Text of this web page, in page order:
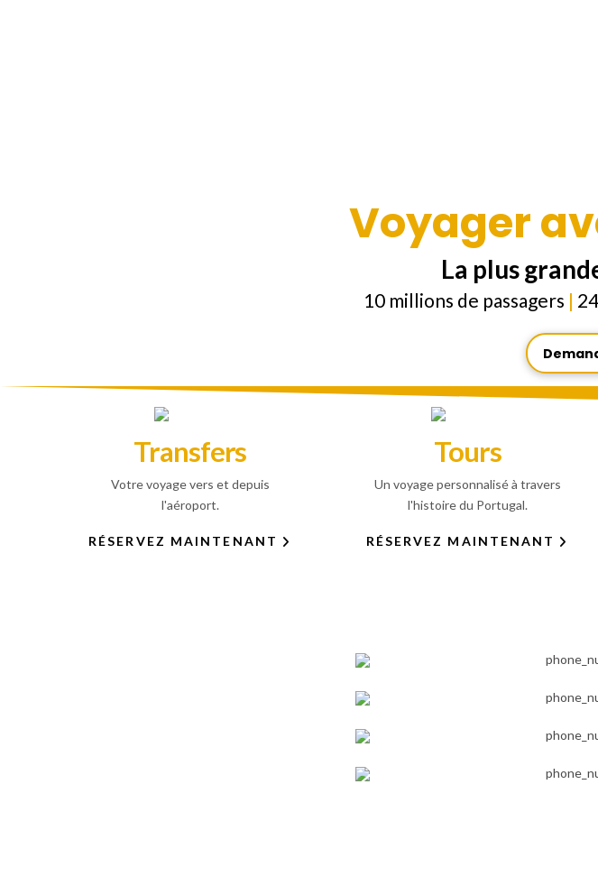
Voyager
La plus
10 millions de passagers |
Transfers
Votre voyage vers et depuis
l'aéroport.
RÉSERVEZ MAINTENANT
Tours
Un voyage personnalisé à travers
l'histoire du Portugal.
RÉSERVEZ MAINTENANT